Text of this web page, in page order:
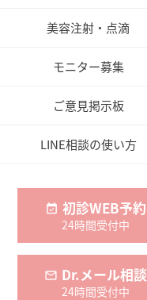
美容注射・点滴
モニター募集
ご意見掲示板
LINE相談の使い方
初診WEB予約
24時間受付中
Dr.メール相談
24時間受付中